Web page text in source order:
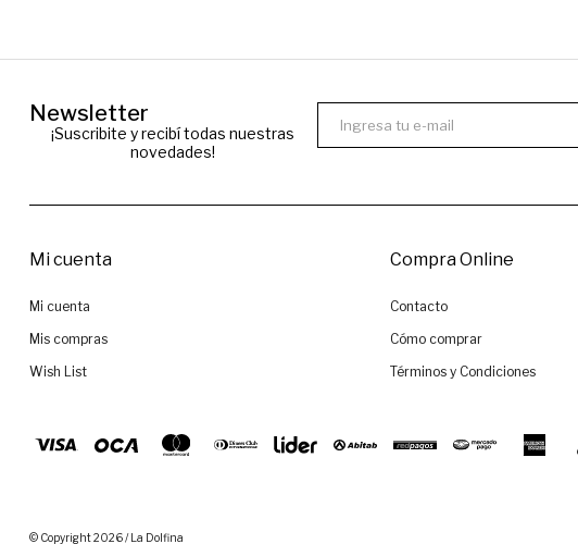
Newsletter
¡Suscribite y recibí todas nuestras
novedades!
Mi cuenta
Mi cuenta
Mis compras
Wish List
Compra Online
Contacto
Cómo comprar
Términos y Condiciones
© Copyright 2026 / La Dolfina